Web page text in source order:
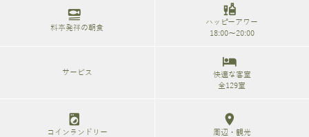
set_meal
料亭発祥の朝食
liquor
ハッピーアワー
18:00～20:00
サービス
hotel
快適な客室
全129室
local_laundry_service
コインランドリー
location_on
周辺・観光